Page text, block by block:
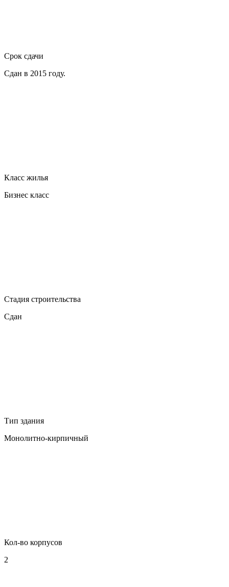
Срок сдачи
Сдан в 2015 году.
Класс жилья
Бизнес класс
Стадия строительства
Сдан
Тип здания
Монолитно-кирпичный
Кол-во корпусов
2